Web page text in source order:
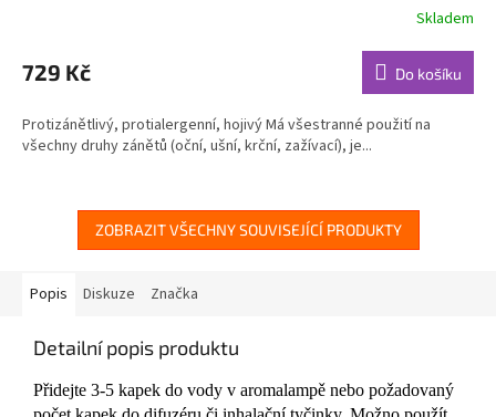
produktu
je
z
5
Skladem
729 Kč Do košíku
Protizánětlivý, protialergenní, hojivý Má všestranné použití na
všechny druhy zánětů (oční, ušní, krční, zažívací), je...
ZOBRAZIT VŠECHNY SOUVISEJÍCÍ PRODUKTY
Popis Diskuze Značka
Detailní popis produktu
Přidejte 3-5 kapek do vody v aromalampě nebo požadovaný